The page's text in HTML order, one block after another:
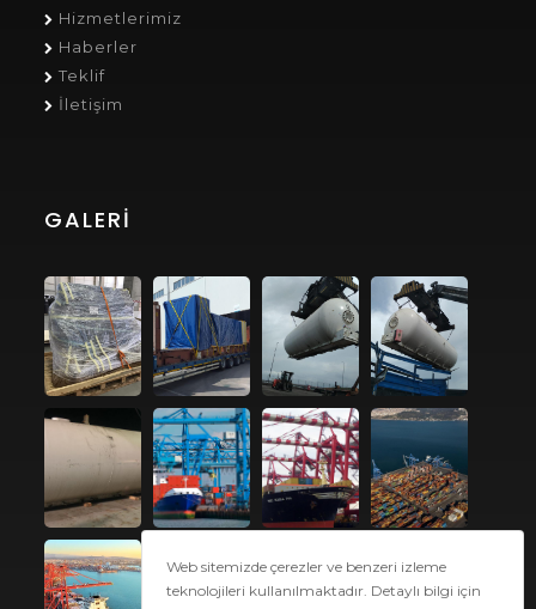
Web sitemizde çerezler ve benzeri izleme
teknolojileri kullanılmaktadır. Detaylı bilgi için
Hizmetlerimiz
Haberler
Teklif
İletişim
GALERI